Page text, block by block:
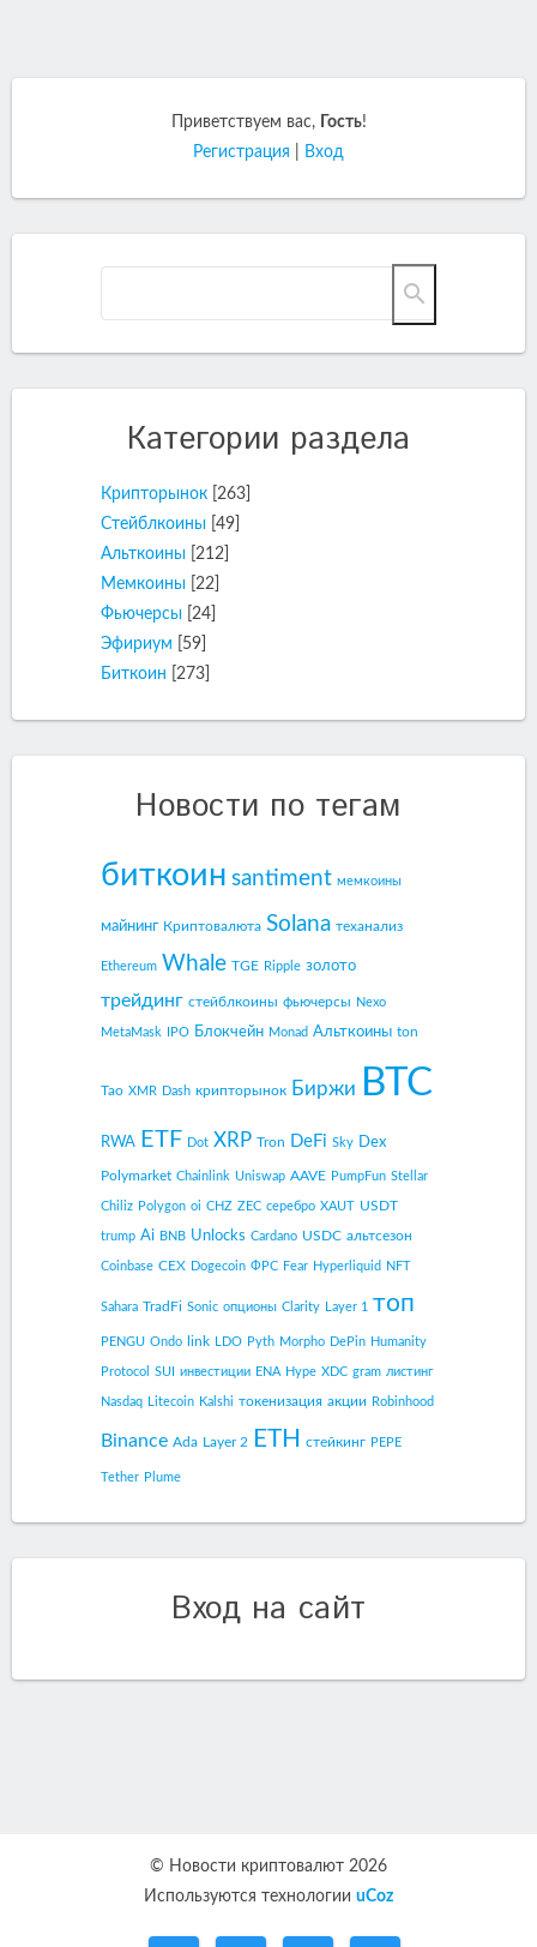
Приветствуем вас, Гость!
Регистрация
Вход
Категории раздела
Крипторынок
[263]
Стейблкоины [49]
Альткоины
[212]
Мемкоины
[22]
Фьючерсы
[24]
Эфириум
[59]
Биткоин
[273]
Новости по тегам
биткоин santiment мемкоины
майнинг Криптовалюта Solana теханализ
Ethereum Whale TGE Ripple золото
трейдинг стейблкоины фьючерсы Nexo
MetaMask IPO Блокчейн Monad Альткоины ton
Tao XMR Dash крипторынок Биржи BTC
RWA ETF Dot XRP Tron DeFi Sky Dex
Polymarket Chainlink Uniswap AAVE PumpFun Stellar
Chiliz Polygon oi CHZ ZEC серебро XAUT USDT
trump Ai BNB Unlocks Cardano USDC альтсезон
Coinbase CEX Dogecoin ФРС Fear Hyperliquid NFT
Sahara TradFi Sonic опционы Clarity Layer 1 топ
PENGU Ondo link LDO Pyth Morpho DePin Humanity
Protocol SUI инвестиции ENA Hype XDC gram листинг
Nasdaq Litecoin Kalshi токенизация акции Robinhood
Binance Ada Layer 2 ETH стейкинг PEPE
Tether Plume
Вход на сайт
© Новости криптовалют 2026
Используются технологии uCoz